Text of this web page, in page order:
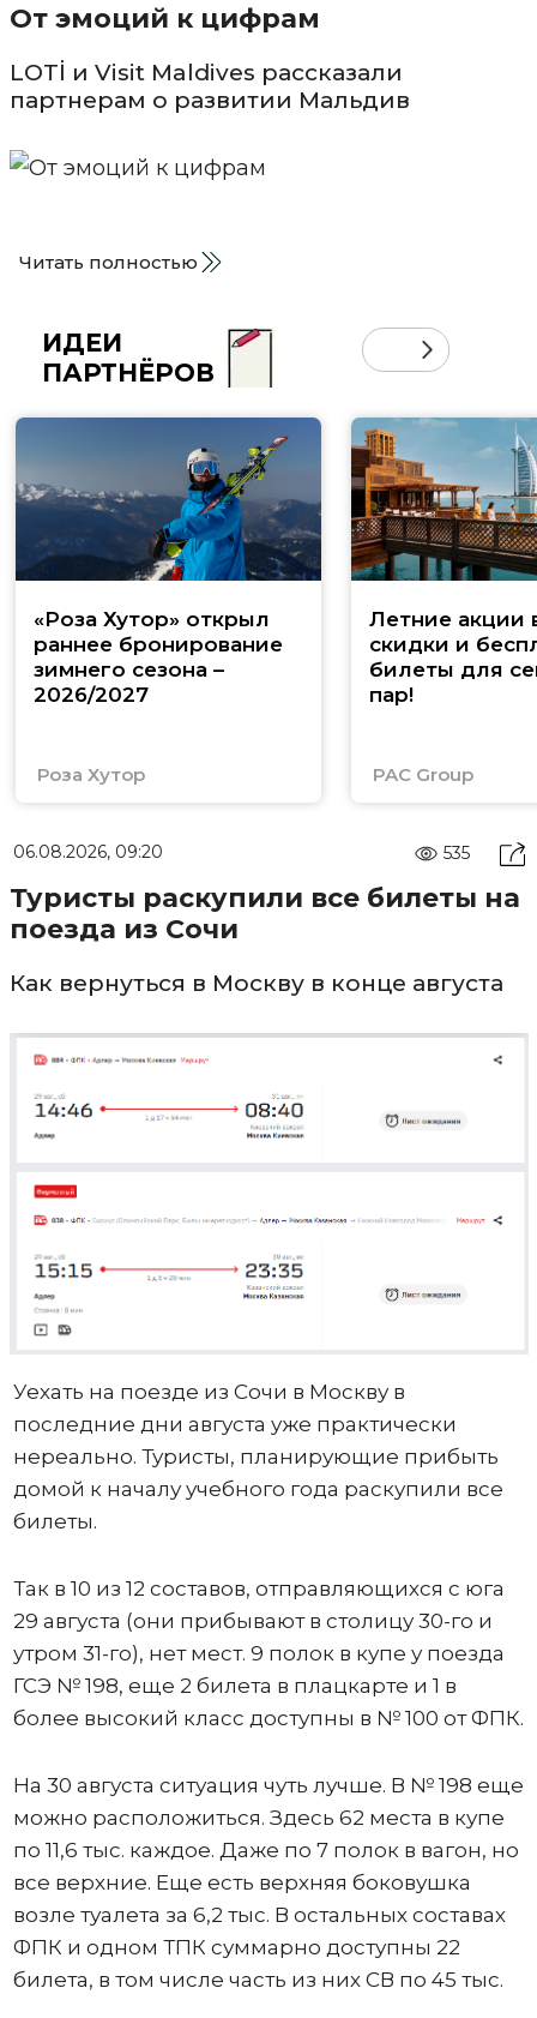
От эмоций к цифрам
LOTİ и Visit Maldives рассказали
партнерам о развитии Мальдив
Читать полностью
ИДЕИ
ПАРТНЁРОВ
«Роза Хутор» открыл
раннее бронирование
зимнего сезона –
2026/2027
Роза Хутор
Летние акции
скидки и
билеты для
пар!
PAC Group
06.08.2026, 09:20 535
Туристы раскупили все билеты на
поезда из Сочи
Как вернуться в Москву в конце августа
Уехать на поезде из Сочи в Москву в
последние дни августа уже практически
нереально. Туристы, планирующие прибыть
домой к началу учебного года раскупили все
билеты.
Так в 10 из 12 составов, отправляющихся с юга
29 августа (они прибывают в столицу 30-го и
утром 31-го), нет мест. 9 полок в купе у поезда
ГСЭ № 198, еще 2 билета в плацкарте и 1 в
более высокий класс доступны в № 100 от ФПК.
На 30 августа ситуация чуть лучше. В № 198 еще
можно расположиться. Здесь 62 места в купе
по 11,6 тыс. каждое. Даже по 7 полок в вагон, но
все верхние. Еще есть верхняя боковушка
возле туалета за 6,2 тыс. В остальных составах
ФПК и одном ТПК суммарно доступны 22
билета, в том числе часть из них СВ по 45 тыс.